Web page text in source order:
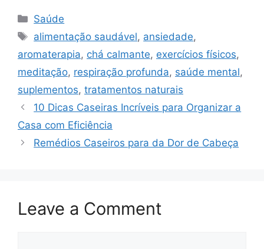
Categories
Saúde
Tags
alimentação saudável, ansiedade,
aromaterapia, chá calmante, exercícios físicos,
meditação, respiração profunda, saúde mental,
suplementos, tratamentos naturais
10 Dicas Caseiras Incríveis para Organizar a
Casa com Eficiência
Remédios Caseiros para da Dor de Cabeça
Leave a Comment